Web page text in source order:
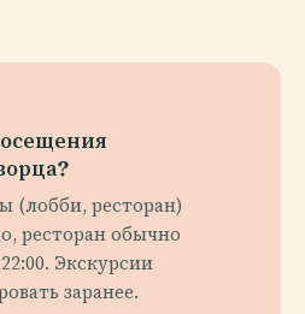
(лобби, ресторан)
ресторан обычно
Экскурсии
заранее.